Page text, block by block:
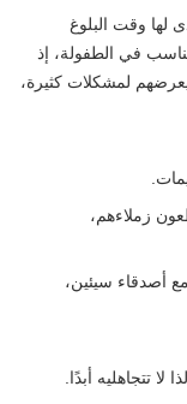
لها وقت البلوغ
في الطفولة، إذ
لمشكلات كثيرة،
زملاءهم،
أصدقاء سيئين،
تتجاهليه أبدًا.